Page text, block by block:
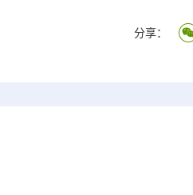
分享：